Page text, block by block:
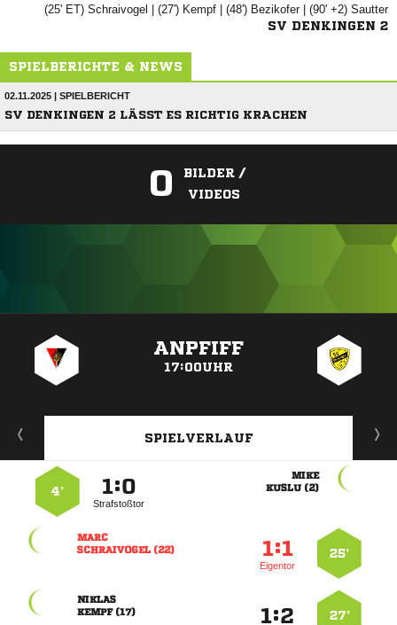
(25' ET)  | (27')  | (48') | (90' +2) 
SV DENKINGEN 2
SPIELBERICHTE & NEWS
02.11.2025 | SPIELBERICHT
SV DENKINGEN 2 LÄSST ES RICHTIG KRACHEN
0
BILDER /
VIDEOS
ANPFIFF
17:00UHR
SPIELVERLAUF

 
:
Strafstoßtor
4’
25’
:
Eigentor

 
27’
:

 